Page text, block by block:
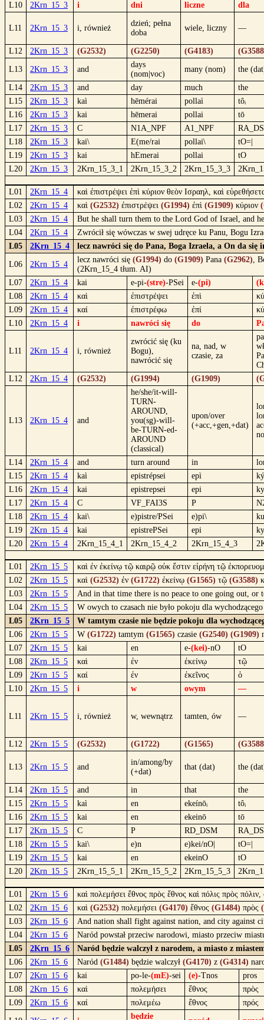
L10
2Krn_15_3 i dni liczne dla
L11 2Krn_15_3 i, również
dzień; pełna
doba
wiele, liczny —
L12 2Krn_15_3 (G2532) (G2250) (G4183)
L13 2Krn_15_3 and
days
(nom|voc)
many (nom) the
L14 2Krn_15_3 and day much
the
L15
2Krn_15_3 kaì hēmérai pollaì
tôᵢ
L16
2Krn_15_3 kai hēmerai pollai
tō
L17
2Krn_15_3 C N1A_NPF A1_NPF
L18
2Krn_15_3 kai\ E(me/rai pollai\
tO=|
L19
2Krn_15_3 kai hEmerai pollai
tO
L20
2Krn_15_3 2Krn_15_3_1 2Krn_15_3_2 2Krn_15_3_3
L01 2Krn_15_4
καὶ ἐπιστρέψει ἐπὶ κύριον θεὸν Ισραηλ, καὶ
L02
2Krn_15_4 καὶ (G2532) ἐπιστρέψει (G1994) ἐπὶ (G1909) κύριον
L03
2Krn_15_4
But he shall turn them to the Lord God of Israel, and
L04
2Krn_15_4
Zwrócił się wówczas w swej udręce ku Panu, Bogu
L05
2Krn_15_4 lecz nawróci się do Pana, Boga Izraela, a On da się
L06 2Krn_15_4
lecz nawróci się (G1994) do (G1909) Pana (G2962),
(2Krn_15_4 tłum. AI)
L07
2Krn_15_4 kai e-pi-(stre)-PSei e-(pi)
L08
2Krn_15_4 καὶ ἐπιστρέψει ἐπὶ
L09
2Krn_15_4 καί ἐπιστρέφω ἐπί
L10
2Krn_15_4 i nawróci się do
L11 2Krn_15_4 i, również
zwrócić się (ku
Bogu),
nawrócić się
na, nad, w
czasie, za
L12
2Krn_15_4 (G2532) (G1994) (G1909)
L13 2Krn_15_4 and
he/she/it-will-
TURN-
AROUND,
you(sg)-will-
be-TURN-ed-
AROUND
(classical)
upon/over
(+acc,+gen,+dat)
L14 2Krn_15_4 and turn around in
L15
2Krn_15_4 kaì epistrépsei epì
L16
2Krn_15_4 kai epistrepsei epi
L17
2Krn_15_4 C VF_FAI3S P
L18
2Krn_15_4 kai\ e)pistre/PSei e)pi\
L19
2Krn_15_4 kai epistrePSei epi
L20
2Krn_15_4 2Krn_15_4_1 2Krn_15_4_2 2Krn_15_4_3
L01 2Krn_15_5
καὶ ἐν ἐκείνῳ τῷ καιρῷ οὐκ ἔστιν εἰρήνη τῷ
L02
2Krn_15_5 καὶ (G2532) ἐν (G1722) ἐκείνῳ (G1565) τῷ (G3588)
L03
2Krn_15_5
And in that time there is no peace to one going out,
L04
2Krn_15_5
W owych to czasach nie było pokoju dla
L05
2Krn_15_5
W tamtym czasie nie będzie pokoju dla
L06
2Krn_15_5 W (G1722) tamtym (G1565) czasie (G2540) (G1909)
L07
2Krn_15_5 kai en e-(kei)-nO
tO
L08
2Krn_15_5 καὶ ἐν ἐκείνῳ
τῷ
L09
2Krn_15_5 καί ἐν ἐκεῖνος
ὁ
L10
2Krn_15_5 i w owym —
L11 2Krn_15_5 i, również w, wewnątrz tamten, ów —
L12 2Krn_15_5 (G2532) (G1722) (G1565)
L13 2Krn_15_5 and
in/among/by
(+dat)
that (dat) the
L14 2Krn_15_5 and in that
the
L15
2Krn_15_5 kaì en ekeínōᵢ
tôᵢ
L16
2Krn_15_5 kai en ekeinō
tō
L17
2Krn_15_5 C P RD_DSM
L18
2Krn_15_5 kai\ e)n e)kei/nO|
tO=|
L19
2Krn_15_5 kai en ekeinO
tO
L20
2Krn_15_5 2Krn_15_5_1 2Krn_15_5_2 2Krn_15_5_3
L01 2Krn_15_6
καὶ πολεμήσει ἔθνος πρὸς ἔθνος καὶ πόλις πρὸς
L02
2Krn_15_6 καὶ (G2532) πολεμήσει (G4170) ἔθνος (G1484) πρὸς
L03
2Krn_15_6
And nation shall fight against nation, and city against
L04
2Krn_15_6
Naród powstał przeciw narodowi, miasto przeciw
L05
2Krn_15_6
Naród będzie walczył z narodem, a miasto z
L06
2Krn_15_6 Naród (G1484) będzie walczył (G4170) z (G4314)
L07
2Krn_15_6 kai po-le-(mE)-sei (e)-Tnos
pros
L08
2Krn_15_6 καὶ πολεμήσει ἔθνος
πρὸς
L09
2Krn_15_6 καί πολεμέω ἔθνος πρός
będzie